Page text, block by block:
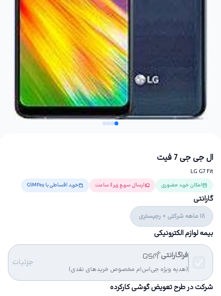
ال جی جی 7 فیت
LG G7 Fit
امکان خرید حضوری ارسال سریع زیر 3 ساعت خرید اقساطی با GSMPay
گارانتی
18 ماهه شرکتی + رجیستری
بیمه لوازم الکترونیکی
فراگارانتی
(هدیه ویژه جی‌اس‌ام مخصوص خریدهای نقدی)
جزئیات
شرکت در طرح تعویض گوشی کارکرده